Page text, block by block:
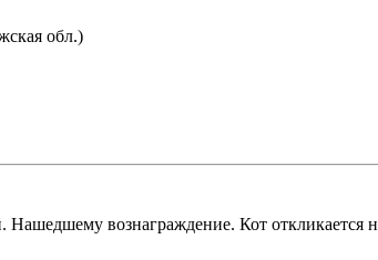
обл.)
вознаграждение. Кот откликается